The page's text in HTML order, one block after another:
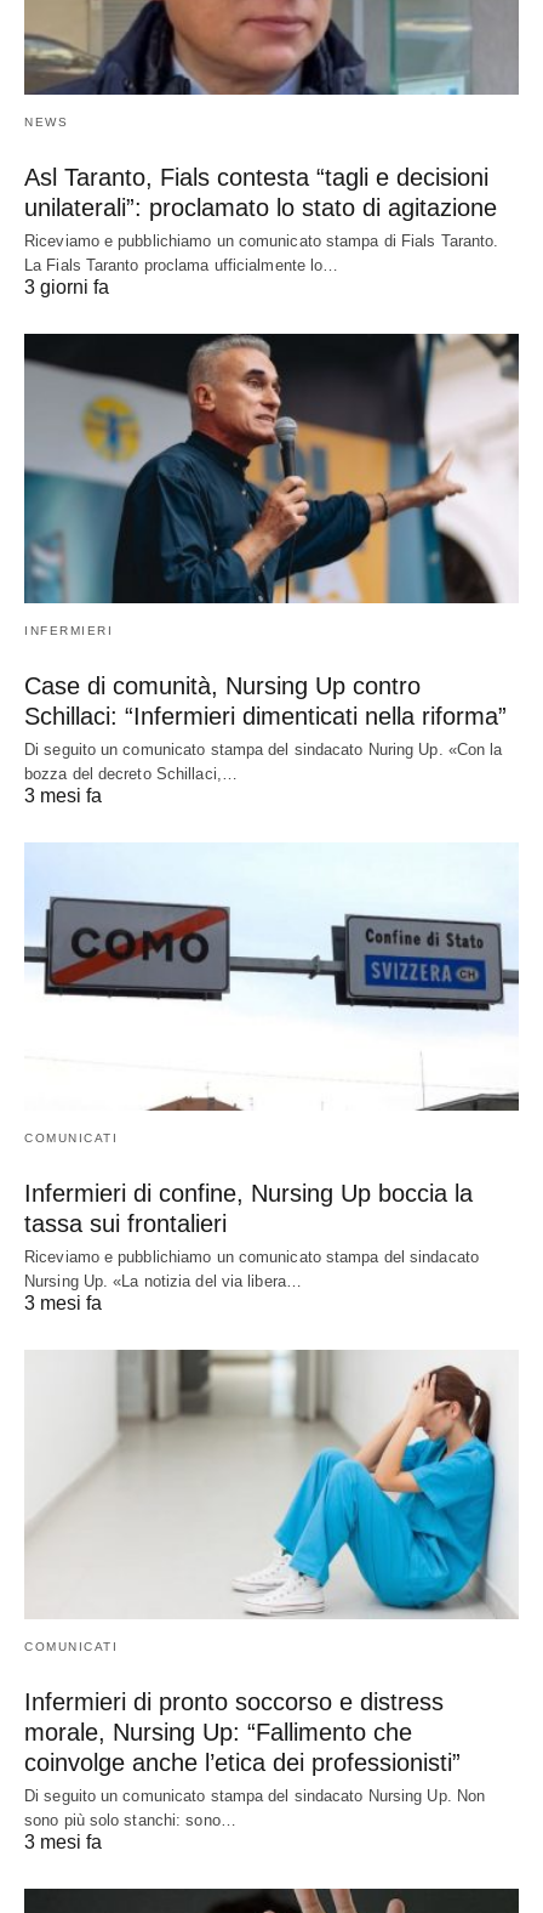
NEWS
Asl Taranto, Fials contesta “tagli e decisioni
unilaterali”: proclamato lo stato di agitazione
Riceviamo e pubblichiamo un comunicato stampa di Fials Taranto.
La Fials Taranto proclama ufficialmente lo…
3 giorni fa
INFERMIERI
Case di comunità, Nursing Up contro
Schillaci: “Infermieri dimenticati nella riforma”
Di seguito un comunicato stampa del sindacato Nuring Up. «Con la
bozza del decreto Schillaci,…
3 mesi fa
COMUNICATI
Infermieri di confine, Nursing Up boccia la
tassa sui frontalieri
Riceviamo e pubblichiamo un comunicato stampa del sindacato
Nursing Up. «La notizia del via libera…
3 mesi fa
COMUNICATI
Infermieri di pronto soccorso e distress
morale, Nursing Up: “Fallimento che
coinvolge anche l’etica dei professionisti”
Di seguito un comunicato stampa del sindacato Nursing Up. Non
sono più solo stanchi: sono…
3 mesi fa